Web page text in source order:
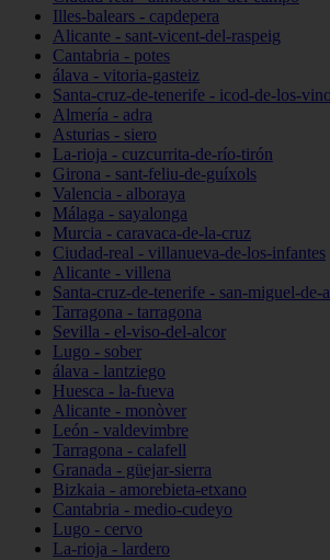
Illes-balears - capdepera
Alicante - sant-vicent-del-raspeig
Cantabria - potes
álava - vitoria-gasteiz
Santa-cruz-de-tenerife - icod-de-los-
Almería - adra
Asturias - siero
La-rioja - cuzcurrita-de-río-tirón
Girona - sant-feliu-de-guíxols
Valencia - alboraya
Málaga - sayalonga
Murcia - caravaca-de-la-cruz
Ciudad-real - villanueva-de-los-infantes
Alicante - villena
Santa-cruz-de-tenerife - san-miguel-de-
Tarragona - tarragona
Sevilla - el-viso-del-alcor
Lugo - sober
álava - lantziego
Huesca - la-fueva
Alicante - monòver
León - valdevimbre
Tarragona - calafell
Granada - güejar-sierra
Bizkaia - amorebieta-etxano
Cantabria - medio-cudeyo
Lugo - cervo
La-rioja - lardero